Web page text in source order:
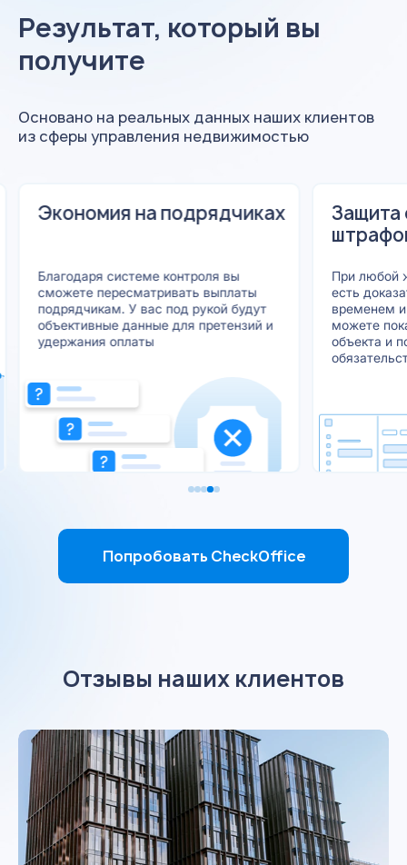
Результат, который вы
получите
Основано на реальных данных наших клиентов
из сферы управления недвижимостью
Защита от претензий и
При любой жалобе или проверке у вас
есть доказательная база с датами,
временем и геолокацией проверки. Вы
можете показать историю состояния
объекта и показать, что
На75%
Системный
корневые
проблемы,
Попробовать CheckOffice
Отзывы наших клиентов